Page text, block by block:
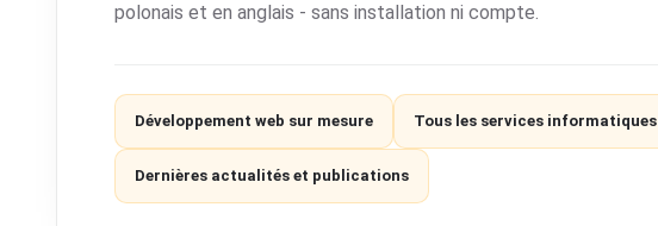
polonais et en anglais - sans installation ni compte.
Développement web sur mesure Tous les services informatiques
Dernières actualités et publications